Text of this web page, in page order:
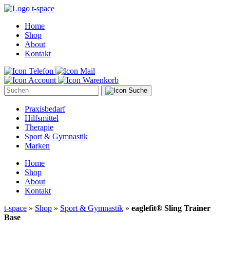
Home
Shop
About
Kontakt
Suche
Praxisbedarf
Hilfsmittel
Therapie
Sport & Gymnastik
Marken
Home
Shop
About
Kontakt
t-space » Shop » Sport & Gymnastik » eaglefit® Sling Trainer
Base